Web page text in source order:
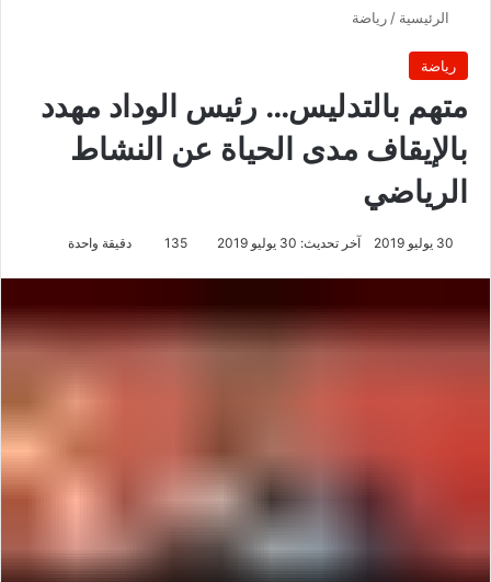
الرئيسية / رياضة
رياضة
متهم بالتدليس… رئيس الوداد مهدد
بالإيقاف مدى الحياة عن النشاط
الرياضي
30 يوليو 2019 آخر تحديث: 30 يوليو 2019 135 دقيقة واحدة